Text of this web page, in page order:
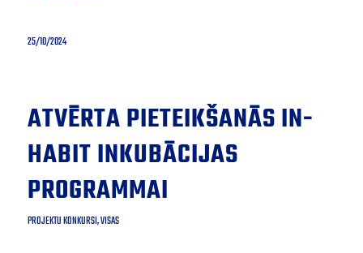
25/10/2024
ATVĒRTA PIETEIKŠANĀS IN-
HABIT INKUBĀCIJAS
PROGRAMMAI
PROJEKTU KONKURSI,VISAS